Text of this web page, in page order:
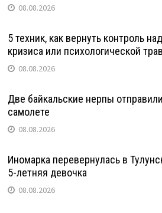
08.08.2026
5 техник, как вернуть контроль
кризиса или психологической
08.08.2026
Две байкальские нерпы
самолете
08.08.2026
Иномарка перевернулась в
5-летняя девочка
08.08.2026